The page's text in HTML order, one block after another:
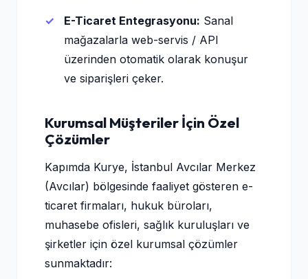
E-Ticaret Entegrasyonu: Sanal
mağazalarla web-servis / API
üzerinden otomatik olarak konuşur
ve siparişleri çeker.
Kurumsal Müşteriler İçin Özel
Çözümler
Kapımda Kurye, İstanbul Avcılar Merkez
(Avcılar) bölgesinde faaliyet gösteren e-
ticaret firmaları, hukuk büroları,
muhasebe ofisleri, sağlık kuruluşları ve
şirketler için özel kurumsal çözümler
sunmaktadır: